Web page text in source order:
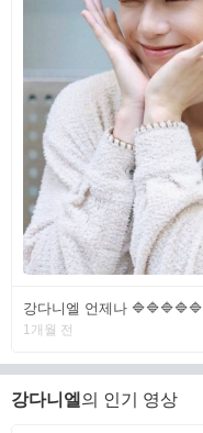
강다니엘 언제나 🔷️🔷️🔷️🔷️🔷️
1개월 전
강다니엘 의 인기 영상